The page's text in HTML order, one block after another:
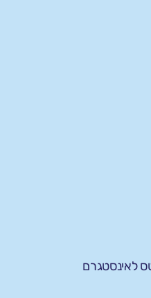
לאינסטגרם